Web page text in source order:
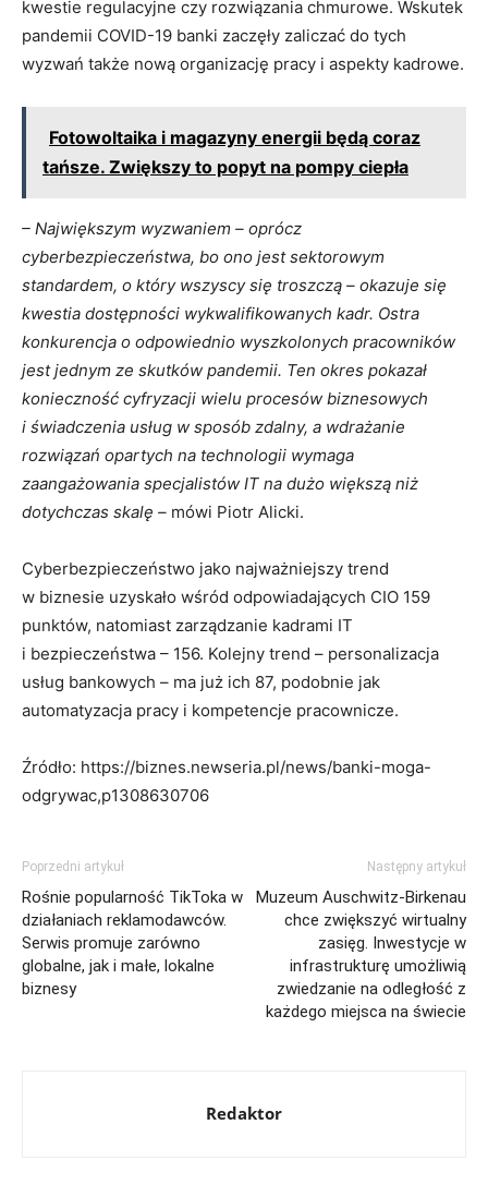
kwestie regulacyjne czy rozwiązania chmurowe. Wskutek
pandemii COVID-19 banki zaczęły zaliczać do tych
wyzwań także nową organizację pracy i aspekty kadrowe.
Fotowoltaika i magazyny energii będą coraz
tańsze. Zwiększy to popyt na pompy ciepła
– Największym wyzwaniem – oprócz
cyberbezpieczeństwa, bo ono jest sektorowym
standardem, o który wszyscy się troszczą – okazuje się
kwestia dostępności wykwalifikowanych kadr. Ostra
konkurencja o odpowiednio wyszkolonych pracowników
jest jednym ze skutków pandemii. Ten okres pokazał
konieczność cyfryzacji wielu procesów biznesowych
i świadczenia usług w sposób zdalny, a wdrażanie
rozwiązań opartych na technologii wymaga
zaangażowania specjalistów IT na dużo większą niż
dotychczas skalę – mówi Piotr Alicki.
Cyberbezpieczeństwo jako najważniejszy trend
w biznesie uzyskało wśród odpowiadających CIO 159
punktów, natomiast zarządzanie kadrami IT
i bezpieczeństwa – 156. Kolejny trend – personalizacja
usług bankowych – ma już ich 87, podobnie jak
automatyzacja pracy i kompetencje pracownicze.
Źródło: https://biznes.newseria.pl/news/banki-moga-
odgrywac,p1308630706
Poprzedni artykuł
Rośnie popularność TikToka w
działaniach reklamodawców.
Serwis promuje zarówno
globalne, jak i małe, lokalne
biznesy
Następny artykuł
Muzeum Auschwitz-Birkenau
chce zwiększyć wirtualny
zasięg. Inwestycje w
infrastrukturę umożliwią
zwiedzanie na odległość z
każdego miejsca na świecie
Redaktor